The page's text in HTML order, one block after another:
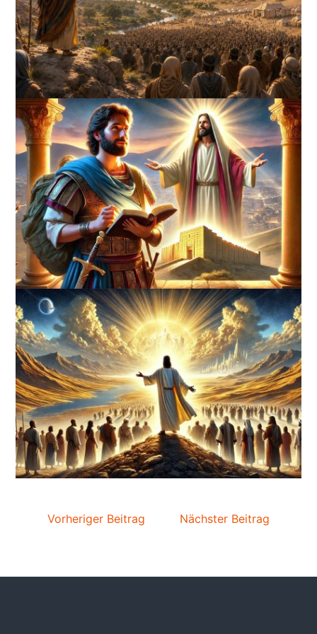
Vorheriger Beitrag Nächster Beitrag